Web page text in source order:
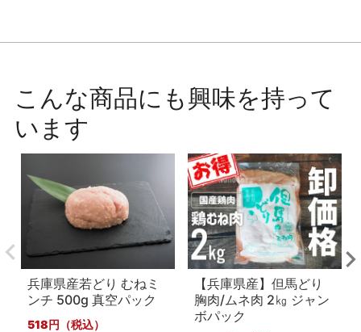
こんな商品にも興味を持って
います
兵庫県産若どり むねミ
ンチ 500g 真空パック
518
【兵庫県産】但馬どり
胸肉/ムネ肉 2㎏ ジャン
ボパック